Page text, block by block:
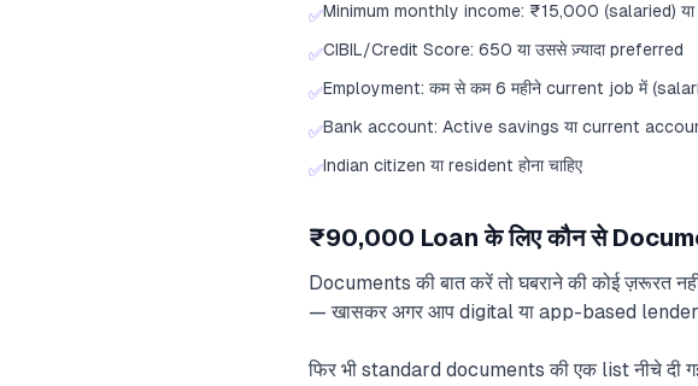
✅Minimum monthly income: ₹15,000 (salaried)
✅CIBIL/Credit Score: 650 या उससे ज़्यादा preferred
✅Employment: कम से कम 6 महीने current job में
✅Bank account: Active savings या current
✅Indian citizen या resident होना चाहिए
₹90,000 Loan के लिए कौन से
Documents की बात करें तो घबराने की कोई ज़रूरत
— खासकर अगर आप digital या app-based lender
फिर भी standard documents की एक list नीचे दी